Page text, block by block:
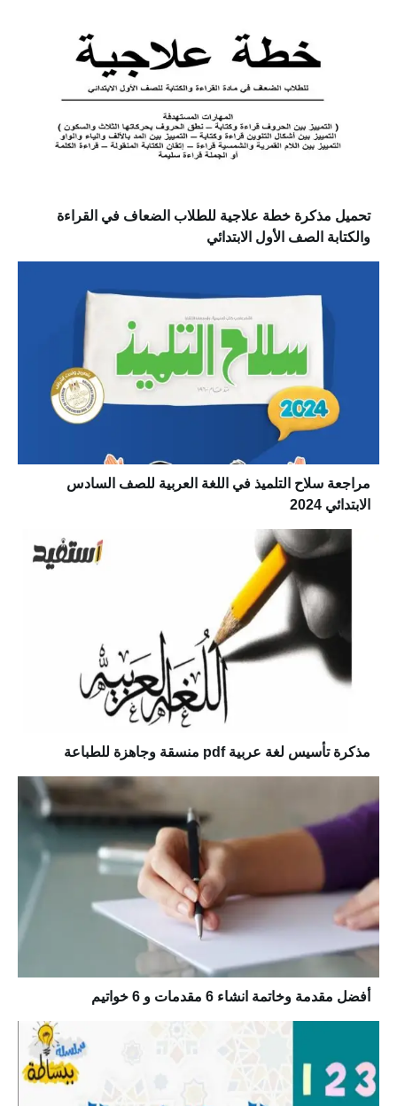
تحميل مذكرة خطة علاجية للطلاب الضعاف في القراءة
والكتابة الصف الأول الابتدائي
مراجعة سلاح التلميذ في اللغة العربية للصف السادس
الابتدائي 2024
مذكرة تأسيس لغة عربية pdf منسقة وجاهزة للطباعة
أفضل مقدمة وخاتمة انشاء 6 مقدمات و 6 خواتيم